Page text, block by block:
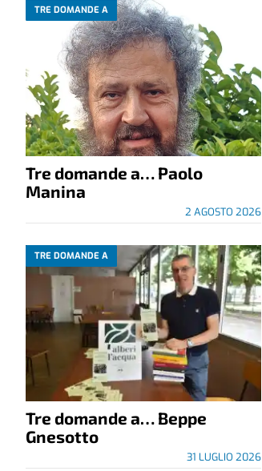
TRE DOMANDE A
Tre domande a… Paolo
Manina
2 AGOSTO 2026
TRE DOMANDE A
Tre domande a… Beppe
Gnesotto
31 LUGLIO 2026